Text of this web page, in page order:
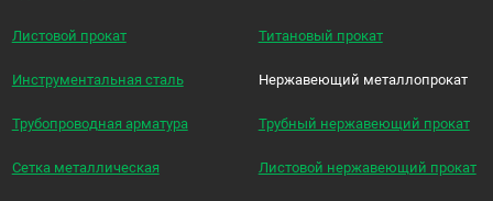
Листовой прокат
Инструментальная сталь
Трубопроводная арматура
Сетка металлическая
Титановый прокат
Нержавеющий металлопрокат
Трубный нержавеющий прокат
Листовой нержавеющий прокат